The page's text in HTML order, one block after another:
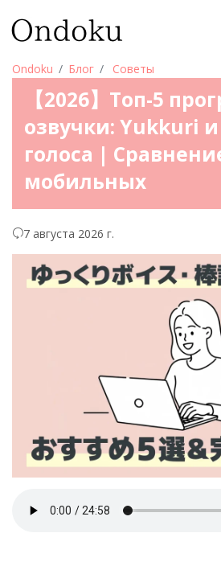
Ondoku Блог Советы
【2026】Топ-5
озвучки: Yukkuri
голоса |
мобильных
7 августа 2026 г.